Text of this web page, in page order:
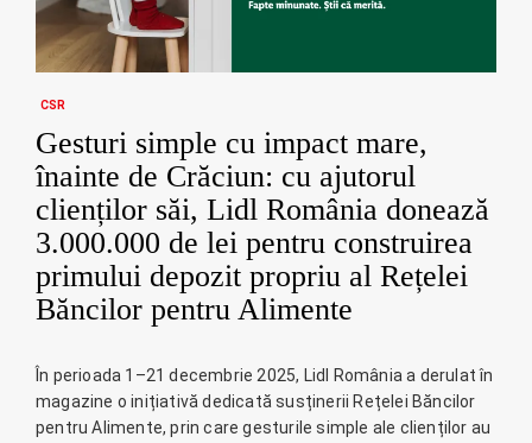
CSR
Gesturi simple cu impact mare,
înainte de Crăciun: cu ajutorul
clienților săi, Lidl România donează
3.000.000 de lei pentru construirea
primului depozit propriu al Rețelei
Băncilor pentru Alimente
În perioada 1–21 decembrie 2025, Lidl România a derulat în
magazine o inițiativă dedicată susținerii Rețelei Băncilor
pentru Alimente, prin care gesturile simple ale clienților au